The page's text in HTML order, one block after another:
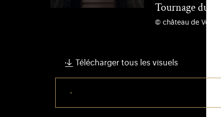
Tournage du
© château de
Télécharger tous les visuels